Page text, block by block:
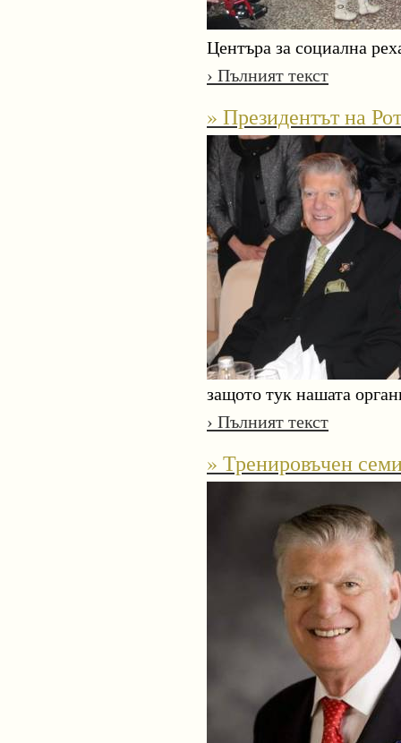
Центъра за социална
› Пълният текст
» Президентът на
защото тук нашата
› Пълният текст
» Тренировъчен